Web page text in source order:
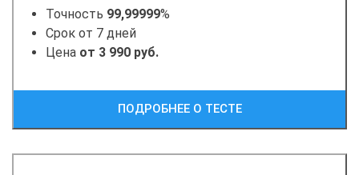
Точность 99,99999%
Срок от 7 дней
Цена от 3 990 руб.
ПОДРОБНЕЕ О ТЕСТЕ